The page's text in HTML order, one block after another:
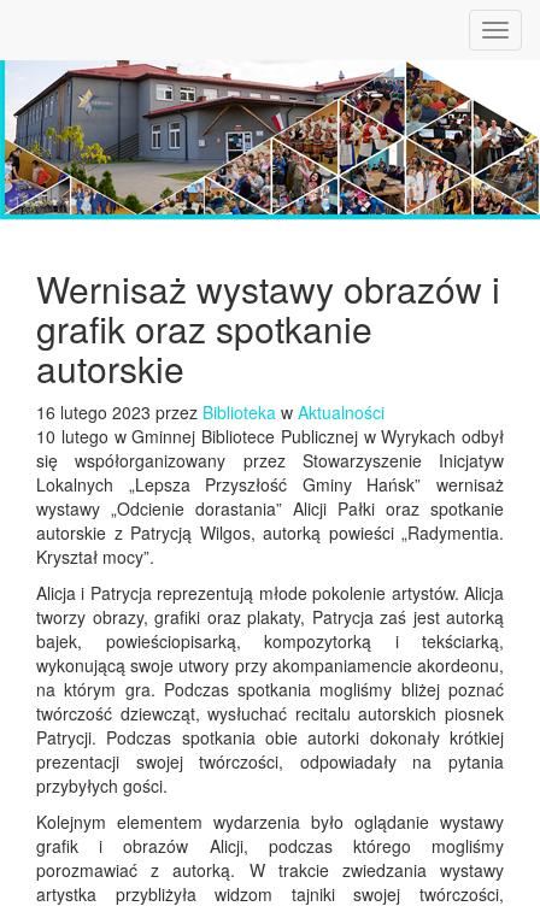
Wernisaż wystawy obrazów i
grafik oraz spotkanie
autorskie
16 lutego 2023 przez Biblioteka w Aktualności
10 lutego w Gminnej Bibliotece Publicznej w Wyrykach odbył
się współorganizowany przez Stowarzyszenie Inicjatyw
Lokalnych „Lepsza Przyszłość Gminy Hańsk” wernisaż
wystawy „Odcienie dorastania” Alicji Pałki oraz spotkanie
autorskie z Patrycją Wilgos, autorką powieści „Radymentia.
Kryształ mocy”.
Alicja i Patrycja reprezentują młode pokolenie artystów. Alicja
tworzy obrazy, grafiki oraz plakaty, Patrycja zaś jest autorką
bajek, powieściopisarką, kompozytorką i tekściarką,
wykonującą swoje utwory przy akompaniamencie akordeonu,
na którym gra. Podczas spotkania mogliśmy bliżej poznać
twórczość dziewcząt, wysłuchać recitalu autorskich piosnek
Patrycji. Podczas spotkania obie autorki dokonały krótkiej
prezentacji swojej twórczości, odpowiadały na pytania
przybyłych gości.
Kolejnym elementem wydarzenia było oglądanie wystawy
grafik i obrazów Alicji, podczas którego mogliśmy
porozmawiać z autorką. W trakcie zwiedzania wystawy
artystka przybliżyła widzom tajniki swojej twórczości,